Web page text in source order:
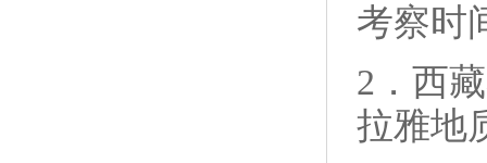
考察时
2． 西
拉雅地